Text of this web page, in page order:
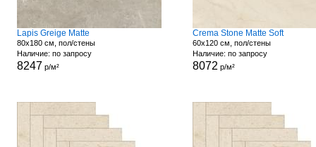
Lapis Greige Matte
80x180 см, пол/стены
Наличие: по запросу
8247 р/м²
Crema Stone Matte Soft
60x120 см, пол/стены
Наличие: по запросу
8072 р/м²